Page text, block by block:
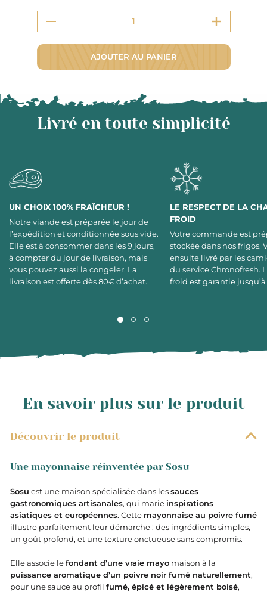
AJOUTER AU PANIER
Livré en toute simplicité
UN CHOIX 100% FRAÎCHEUR !
Notre viande est préparée le jour de
l’expédition et conditionnée sous vide.
Elle est à consommer dans les 9 jours,
à compter du jour de livraison, mais
vous pouvez aussi la congeler. La
livraison est offerte dès 80€ d’achat.
LE RESPECT DE LA
FROID
Votre commande est
stockée dans nos frigos.
ensuite livré par les
du service Chronofresh.
froid est garantie
En savoir plus sur le produit
Découvrir le produit
Une mayonnaise réinventée par Sosu
Sosu est une maison spécialisée dans lessauces
gastronomiques artisanales, qui marie inspirations
asiatiques et européennes. Cette mayonnaise au poivre fumé
illustre parfaitement leur démarche : des ingrédients simples,
un goût profond, et une texture onctueuse sans compromis.
Elle associe lefondant d’une vraie mayo maison à la
puissance aromatique d’un poivre noir fumé naturellement,
pour une sauce au profil fumé, épicé et légèrement boisé,